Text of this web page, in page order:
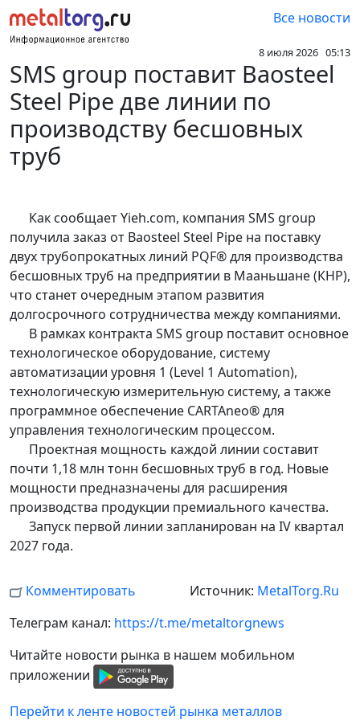
Все новости
8 июля 2026 05:13
SMS group поставит Baosteel
Steel Pipe две линии по
производству бесшовных
труб
Как сообщает Yieh.com, компания SMS group
получила заказ от Baosteel Steel Pipe на поставку
двух трубопрокатных линий PQF® для производства
бесшовных труб на предприятии в Мааньшане (КНР),
что станет очередным этапом развития
долгосрочного сотрудничества между компаниями.
В рамках контракта SMS group поставит основное
технологическое оборудование, систему
автоматизации уровня 1 (Level 1 Automation),
технологическую измерительную систему, а также
программное обеспечение CARTAneo® для
управления технологическим процессом.
Проектная мощность каждой линии составит
почти 1,18 млн тонн бесшовных труб в год. Новые
мощности предназначены для расширения
производства продукции премиального качества.
Запуск первой линии запланирован на IV квартал
2027 года.
Комментировать Источник: MetalTorg.Ru
Телеграм канал: https://t.me/metaltorgnews
Читайте новости рынка в нашем мобильном
приложении
Перейти к ленте новостей рынка металлов